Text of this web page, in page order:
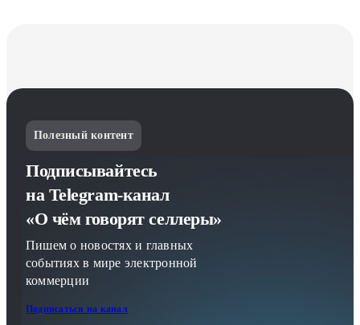
Полезный контент
Подписывайтесь
на Telegram-канал
«О чём говорят селлеры»
Пишем о новостях и главных
событиях в мире электронной
коммерции
Подписаться на канал